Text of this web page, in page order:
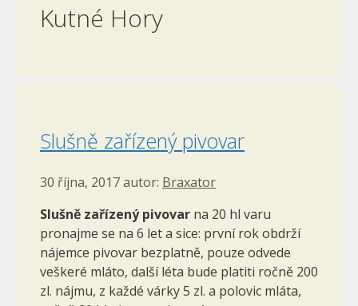
Kutné Hory
Slušně zařízený pivovar
30 října, 2017autor: Braxator
Slušně zařízenýpivovar na 20 hl varu
pronajme se na 6 let a sice: první rok obdrží
nájemce pivovar bezplatně, pouze odvede
veškeré mláto, další léta bude platiti ročně 200
zl. nájmu, z každé várky 5 zl. a polovic mláta,